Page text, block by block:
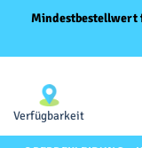
Mindestbestellwert
springen
Verfügbarkeit